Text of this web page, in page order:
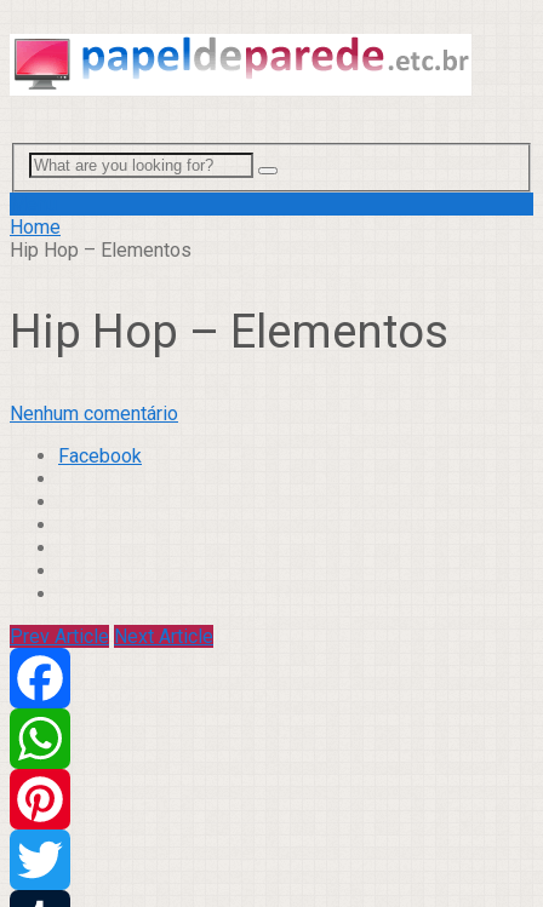
Home
Hip Hop – Elementos
Hip Hop – Elementos
Nenhum comentário
Facebook
Prev Article Next Article
Facebook
WhatsApp
Pinterest